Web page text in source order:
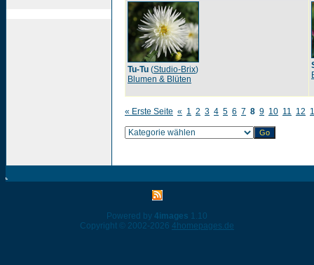
Tu-Tu (Studio-Brix)
Blumen & Blüten
« Erste Seite « 1 2 3 4 5 6 7 8 9 10 11 12
Powered by 4images 1.10
Copyright © 2002-2026 4homepages.de